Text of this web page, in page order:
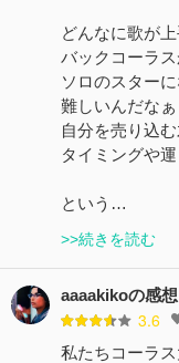
どんなに歌が
バックコーラス
ソロのスター
難しいんだなぁ
自分を売り込
タイミングや
という…
>>続きを読む
aaaakikoの感
3.6
私たちコーラ